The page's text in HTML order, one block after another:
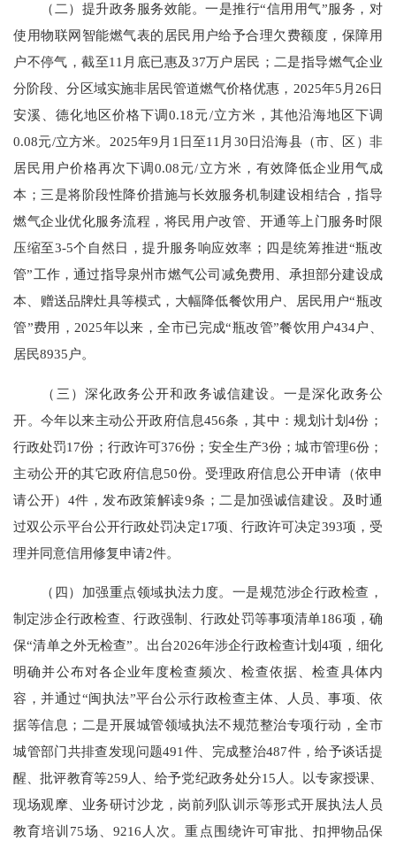
（二）提升政务服务效能。一是推行“信用用气”服务，对
使用物联网智能燃气表的居民用户给予合理欠费额度，保障用
户不停气，截至11月底已惠及37万户居民；二是指导燃气企业
分阶段、分区域实施非居民管道燃气价格优惠，2025年5月26日
安溪、德化地区价格下调0.18元/立方米，其他沿海地区下调
0.08元/立方米。2025年9月1日至11月30日沿海县（市、区）非
居民用户价格再次下调0.08元/立方米，有效降低企业用气成
本；三是将阶段性降价措施与长效服务机制建设相结合，指导
燃气企业优化服务流程，将民用户改管、开通等上门服务时限
压缩至3-5个自然日，提升服务响应效率；四是统筹推进“瓶改
管”工作，通过指导泉州市燃气公司减免费用、承担部分建设成
本、赠送品牌灶具等模式，大幅降低餐饮用户、居民用户“瓶改
管”费用，2025年以来，全市已完成“瓶改管”餐饮用户434户、
居民8935户。
（三）深化政务公开和政务诚信建设。一是深化政务公
开。今年以来主动公开政府信息456条，其中：规划计划4份；
行政处罚17份；行政许可376份；安全生产3份；城市管理6份；
主动公开的其它政府信息50份。受理政府信息公开申请（依申
请公开）4件，发布政策解读9条；二是加强诚信建设。及时通
过双公示平台公开行政处罚决定17项、行政许可决定393项，受
理并同意信用修复申请2件。
（四）加强重点领域执法力度。一是规范涉企行政检查，
制定涉企行政检查、行政强制、行政处罚等事项清单186项，确
保“清单之外无检查”。出台2026年涉企行政检查计划4项，细化
明确并公布对各企业年度检查频次、检查依据、检查具体内
容，并通过“闽执法”平台公示行政检查主体、人员、事项、依
据等信息；二是开展城管领域执法不规范整治专项行动，全市
城管部门共排查发现问题491件、完成整治487件，给予谈话提
醒、批评教育等259人、给予党纪政务处分15人。以专家授课、
现场观摩、业务研讨沙龙，岗前列队训示等形式开展执法人员
教育培训75场、9216人次。重点围绕许可审批、扣押物品保